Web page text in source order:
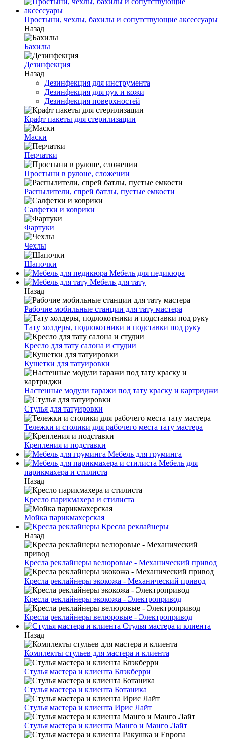
Простыни, чехлы, бахилы и сопутствующие аксессуары
Назад
Бахилы
Дезинфекция
Назад
Дезинфекция для инструмента
Дезинфекция для рук и кожи
Дезинфекция поверхностей
Крафт пакеты для стерилизации
Маски
Перчатки
Простыни в рулоне, сложении
Распылители, спрей батлы, пустые емкости
Салфетки и коврики
Фартуки
Чехлы
Шапочки
Мебель для педикюра
Мебель для тату
Назад
Рабочие мобильные станции для тату мастера
Тату холдеры, подлокотники и подставки под руку
Кресло для тату салона и студии
Кушетки для татуировки
Настенные модули гаражи под тату краску и картриджи
Стулья для татуировки
Тележки и столики для рабочего места тату мастера
Крепления и подставки
Мебель для груминга
Мебель для
парикмахера и стилиста
Назад
Кресло парикмахера и стилиста
Мойка парикмахерская
Кресла реклайнеры
Назад
Кресла реклайнеры велюровые - Механический привод
Кресла реклайнеры экокожа - Механический привод
Кресла реклайнеры экокожа - Электропривод
Кресла реклайнеры велюровые - Электропривод
Стулья мастера и клиента
Назад
Комплекты стульев для мастера и клиента
Стулья мастера и клиента Блэкберри
Стулья мастера и клиента Ботаника
Стулья мастера и клиента Ирис Лайт
Стулья мастера и клиента Манго и Манго Лайт